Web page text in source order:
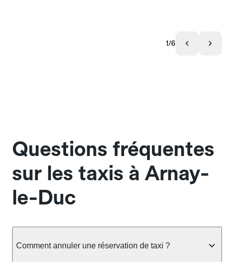
1/6
Questions fréquentes
sur les taxis à Arnay-
le-Duc
Comment annuler une réservation de taxi ?